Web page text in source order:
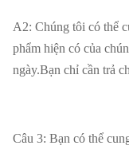
A2: Chúng tôi có thể
phẩm hiện có của
ngày.Bạn chỉ cần trả
Câu 3: Bạn có thể